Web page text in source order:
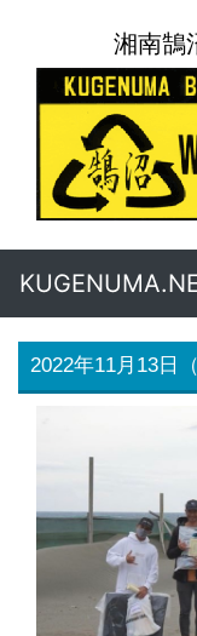
湘南鵠
2022年11月13日